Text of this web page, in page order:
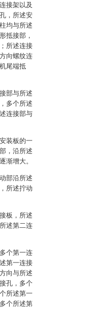
接架以及
，所述安
均与所述
抵接部，
所述连接
向螺纹连
尾端抵
部与所述
多个所述
连接部与
装板的一
，沿所述
渐增大。
部沿所述
所述拧动
板，所述
述第二连
个第一连
第一连接
向与所述
孔，多个
所述第一
个所述第